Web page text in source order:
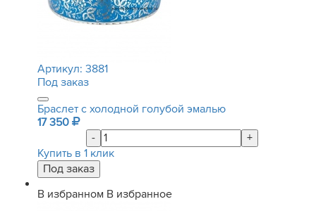
Артикул: 3881
Под заказ
Браслет с холодной голубой эмалью
17 350
-
+
Купить в 1 клик
В избранном В избранное